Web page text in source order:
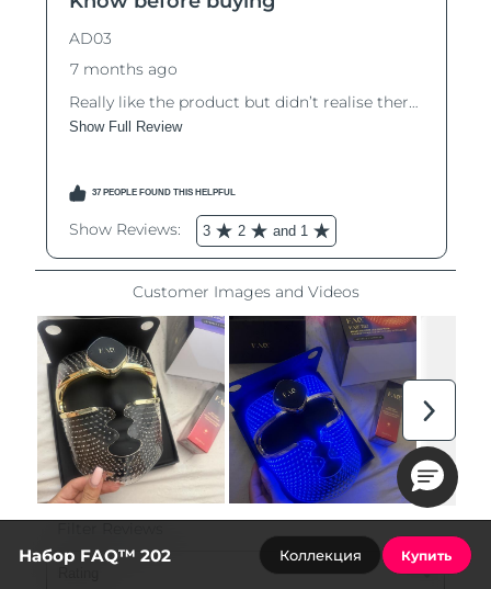
Набор FAQ™ 202 Коллекция Купить